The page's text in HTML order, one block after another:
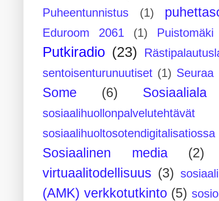
Puheentunnistus
(1)
Eduroom 2061 (1)
Putkiradio (23)
sentoisenturunuutiset (1) Seuraa
Some (6) Sosiaaliala
sosiaalihuollonpalvelutehtävät
sosiaalihuoltosotendigitalisatiossa
Sosiaalinen media
(2)
virtuaalitodellisuus (3)
(AMK) verkkotutkinto (5)